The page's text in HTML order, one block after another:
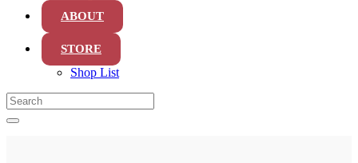
ABOUT
STORE
Shop List